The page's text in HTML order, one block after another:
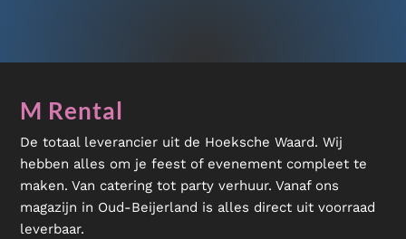
M Rental
De totaal leverancier uit de Hoeksche Waard. Wij
hebben alles om je feest of evenement compleet te
maken. Van catering tot party verhuur. Vanaf ons
magazijn in Oud-Beijerland is alles direct uit voorraad
leverbaar.